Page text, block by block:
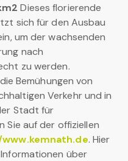
Dieses florierende
sich für den Ausbau
um der wachsenden
nach
zu werden.
Bemühungen von
Verkehr und in
Stadt für
Sie auf der offiziellen
. Hier
über